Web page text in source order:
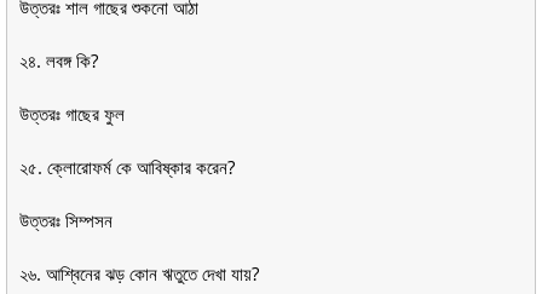
উত্তরঃ শাল গাছের শুকনো আঠা
২৪. লবঙ্গ কি?
উত্তরঃ গাছের ফুল
২৫. ক্লোরোফর্ম কে আবিষ্কার করেন?
উত্তরঃ সিম্পসন
২৬. আশ্বিনের ঝড় কোন ঋতুতে দেখা যায়?